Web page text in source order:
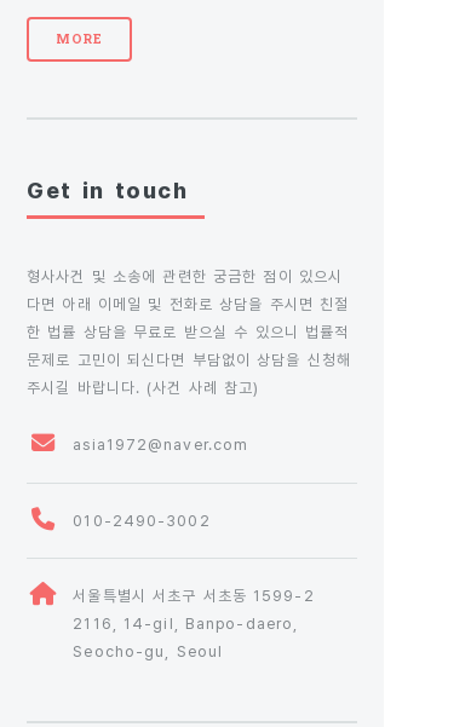
MORE
Get in touch
형사사건 및 소송에 관련한 궁금한 점이 있으시
다면 아래 이메일 및 전화로 상담을 주시면 친절
한 법률 상담을 무료로 받으실 수 있으니 법률적
문제로 고민이 되신다면 부담없이 상담을 신청해
주시길 바랍니다. (사건 사례 참고)
asia1972@naver.com
010-2490-3002
서울특별시 서초구 서초동 1599-2
2116, 14-gil, Banpo-daero,
Seocho-gu, Seoul